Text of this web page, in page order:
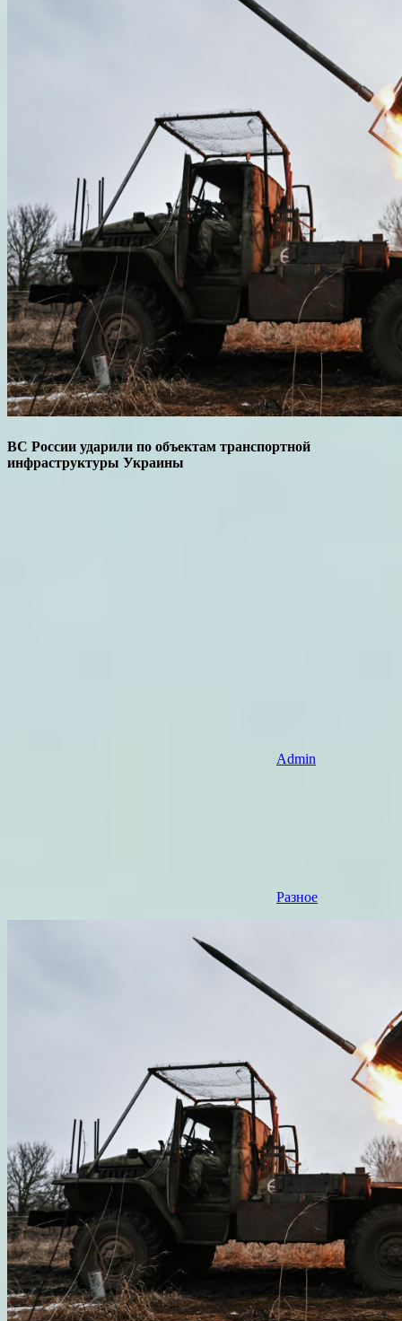
ВС России ударили по объектам транспортной
инфраструктуры Украины
Admin
Разное